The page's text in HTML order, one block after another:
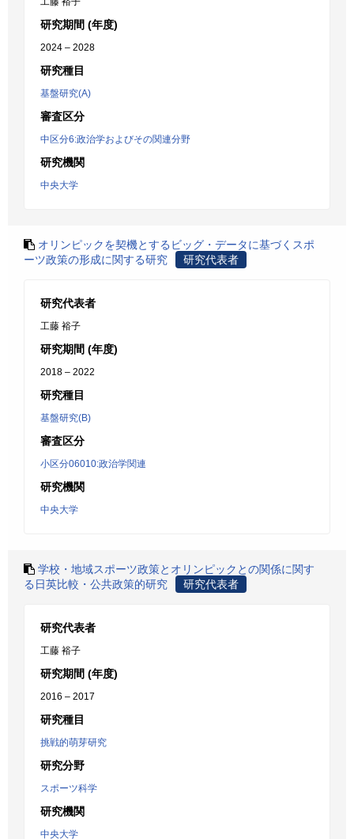
研究期間 (年度)
2024 – 2028
研究種目
基盤研究(A)
審査区分
中区分6:政治学およびその関連分野
研究機関
中央大学
オリンピックを契機とするビッグ・データに基づくスポ
ーツ政策の形成に関する研究
研究代表者
研究代表者
工藤 裕子
研究期間 (年度)
2018 – 2022
研究種目
基盤研究(B)
審査区分
小区分06010:政治学関連
研究機関
中央大学
学校・地域スポーツ政策とオリンピックとの関係に関す
る日英比較・公共政策的研究
研究代表者
研究代表者
工藤 裕子
研究期間 (年度)
2016 – 2017
研究種目
挑戦的萌芽研究
研究分野
スポーツ科学
研究機関
中央大学